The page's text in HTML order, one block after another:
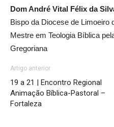
Dom André Vital Félix da
Bispo da Diocese de Limoeiro
Mestre em Teologia Bíblica
Gregoriana
Artigo anterior
19 a 21 | Encontro Regional
Animação Bíblica-Pastoral –
Fortaleza